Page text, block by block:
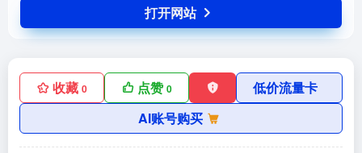
打开网站
收藏 0 点赞0
低价流量卡
AI账号购买